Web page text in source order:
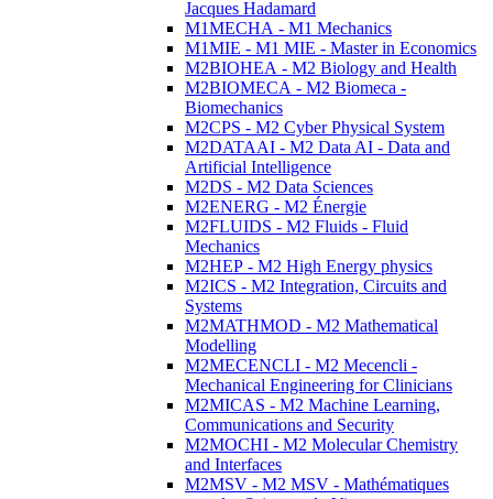
Jacques Hadamard
M1MECHA - M1 Mechanics
M1MIE - M1 MIE - Master in Economics
M2BIOHEA - M2 Biology and Health
M2BIOMECA - M2 Biomeca -
Biomechanics
M2CPS - M2 Cyber Physical System
M2DATAAI - M2 Data AI - Data and
Artificial Intelligence
M2DS - M2 Data Sciences
M2ENERG - M2 Énergie
M2FLUIDS - M2 Fluids - Fluid
Mechanics
M2HEP - M2 High Energy physics
M2ICS - M2 Integration, Circuits and
Systems
M2MATHMOD - M2 Mathematical
Modelling
M2MECENCLI - M2 Mecencli -
Mechanical Engineering for Clinicians
M2MICAS - M2 Machine Learning,
Communications and Security
M2MOCHI - M2 Molecular Chemistry
and Interfaces
M2MSV - M2 MSV - Mathématiques